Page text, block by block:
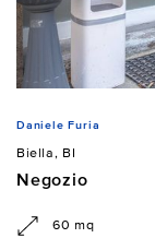
Daniele Furia
Biella, BI
Negozio
60 mq